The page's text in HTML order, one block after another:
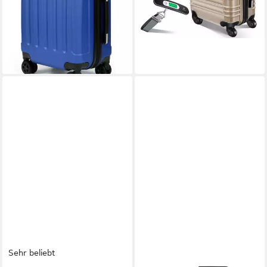
-69%
lieferbar - in 3-4 Werktagen bei dir
+3
4 Rollen, Zahlenschloss &
Teleskopgriff
lieferbar - in 4-5 Werktagen bei dir
+2
Sehr beliebt